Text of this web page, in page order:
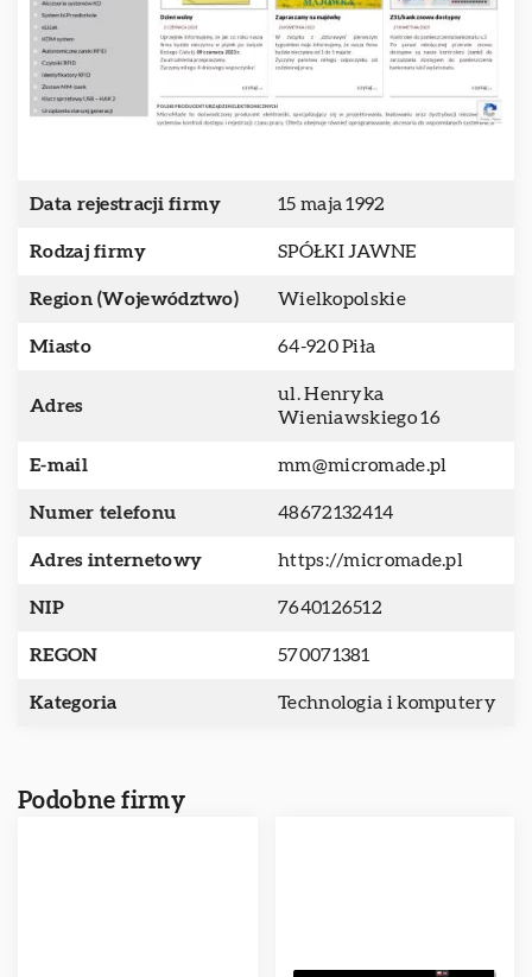
Data rejestracji firmy 15 maja 1992
Rodzaj firmy SPÓŁKI JAWNE
Region (Województwo) Wielkopolskie
Miasto 64-920 Piła
Adres
ul. Henryka
Wieniawskiego 16
E-mail mm@micromade.pl
Numer telefonu 48672132414
Adres internetowy https://micromade.pl
NIP 7640126512
REGON 570071381
Kategoria Technologia i komputery
Podobne firmy